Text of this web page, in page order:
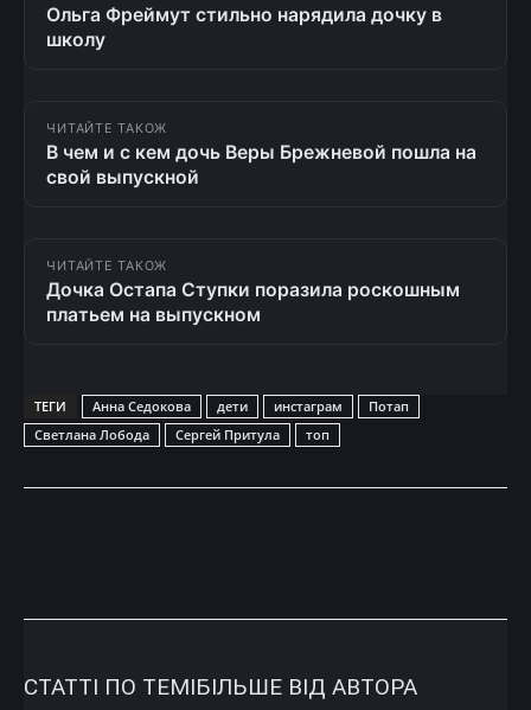
Ольга Фреймут стильно нарядила дочку в
школу
ЧИТАЙТЕ ТАКОЖ
В чем и с кем дочь Веры Брежневой пошла на
свой выпускной
ЧИТАЙТЕ ТАКОЖ
Дочка Остапа Ступки поразила роскошным
платьем на выпускном
ТЕГИ Анна Седокова дети инстаграм
Потап
Светлана Лобода
Сергей Притула топ
СТАТТІ ПО ТЕМІБІЛЬШЕ ВІД АВТОРА